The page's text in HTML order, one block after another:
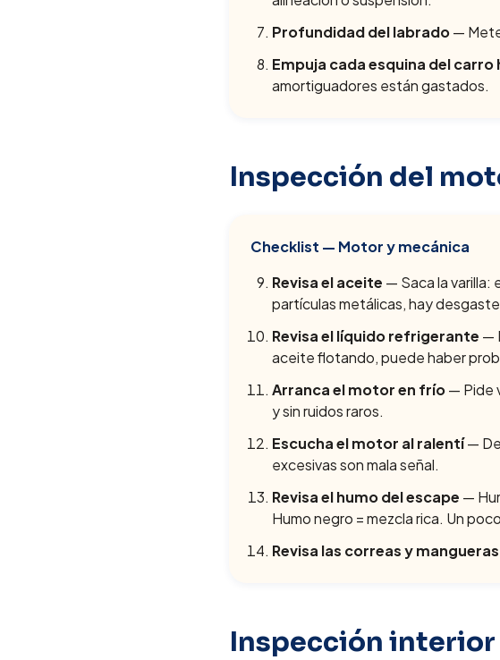
Profundidad del labrado—
Empuja cada esquina del carro
amortiguadores están gastados.
Inspección del
Checklist — Motor y mecánica
Revisa el aceite — Saca la varilla:
partículas metálicas, hay
Revisa el líquido refrigerante —
aceite flotando, puede haber
Arranca el motor en frío— Pide
y sin ruidos raros.
Escucha el motor al ralentí—
excesivas son mala señal.
Revisa el humo del escape —
Humo negro = mezcla rica. Un
Revisa las correas y mangueras
Inspección interior